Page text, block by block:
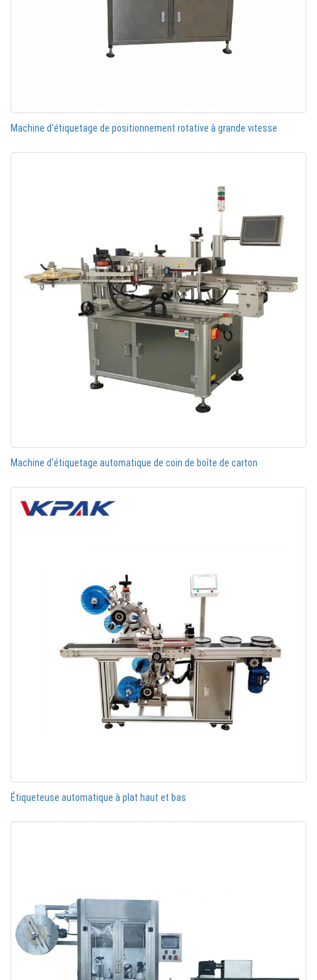
Machine d'étiquetage de positionnement rotative à grande vitesse
Machine d'étiquetage automatique de coin de boîte de carton
Étiqueteuse automatique à plat haut et bas